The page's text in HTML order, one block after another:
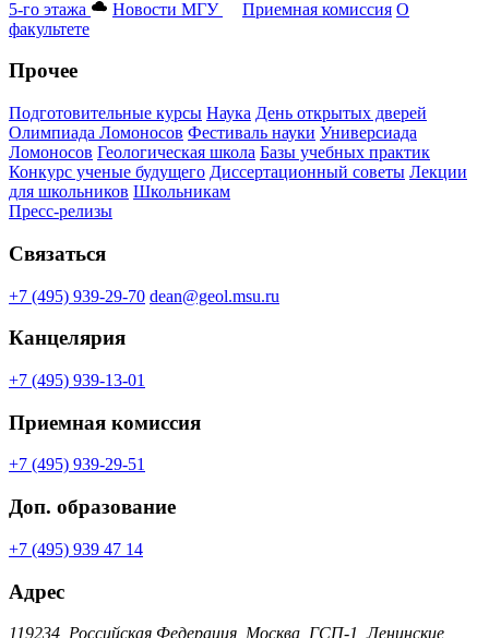
5-го этажа
Новости МГУ Приемная комиссия О
факультете
Прочее
Подготовительные курсы Наука День открытых дверей
Олимпиада Ломоносов Фестиваль науки Универсиада
Ломоносов Геологическая школа Базы учебных практик
Конкурс ученые будущего Диссертационный советы Лекции
для школьников Школьникам
Пресс-релизы
Связаться
+7 (495) 939-29-70 dean@geol.msu.ru
Канцелярия
+7 (495) 939-13-01
Приемная комиссия
+7 (495) 939-29-51
Доп. образование
+7 (495) 939 47 14
Адрес
119234, Российская Федерация, Москва, ГСП-1, Ленинские